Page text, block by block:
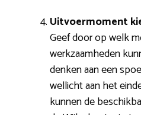
Uitvoermoment
Geef door op welk
werkzaamheden
denken aan een
wellicht aan het
kunnen de